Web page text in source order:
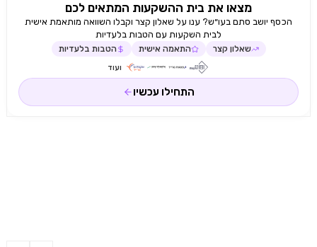
מצאו את בית ההשקעות המתאים לכם
הכסף יושב סתם בעו״ש? ענו על שאלון קצר וקבלו השוואה מותאמת אישית
לבית השקעות עם הטבות בלעדיות
שאלון קצר התאמה אישית הטבות בלעדיות
ועוד
התחילו עכשיו